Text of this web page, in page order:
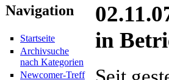
Navigation
Startseite
Archivsuche
nach Kategorien
Newcomer-Treff
in